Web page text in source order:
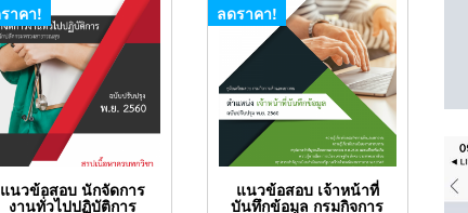
าคา!
แนวข้อสอบ นักจัดการ
งานทั่วไปปฏิบัติการ
ลดราคา!
แนวข้อสอบ เจ้าหน้าที่
บันทึกข้อมูล กรมกิจการ